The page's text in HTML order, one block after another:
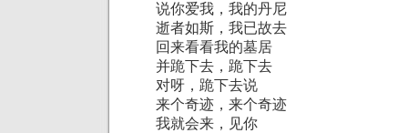
说你爱我，我的丹尼
逝者如斯，我已故去
回来看看我的墓居
并跪下去，跪下去
对呀，跪下去说
来个奇迹，来个奇迹
我就会来，见你